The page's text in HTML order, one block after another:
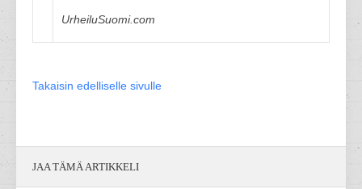
UrheiluSuomi.com
Takaisin edelliselle sivulle
JAA TÄMÄ ARTIKKELI